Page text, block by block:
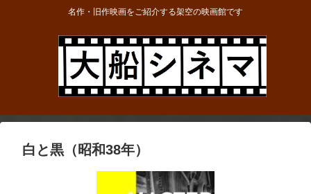
名作・旧作映画をご紹介する架空の映画館です
白と黒（昭和38年）